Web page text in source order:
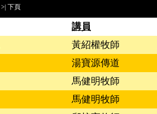
>| 下頁
講員
黃紹權牧師
湯寶源傳道
馬健明牧師
馬健明牧師